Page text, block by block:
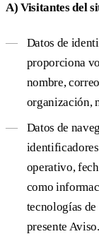
A) Visitantes del
Datos de
proporciona
nombre,
organización,
Datos de
operativo,
como
tecnologías
presente Aviso.